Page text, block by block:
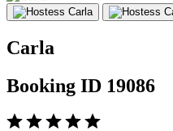
Carla
Booking ID 19086